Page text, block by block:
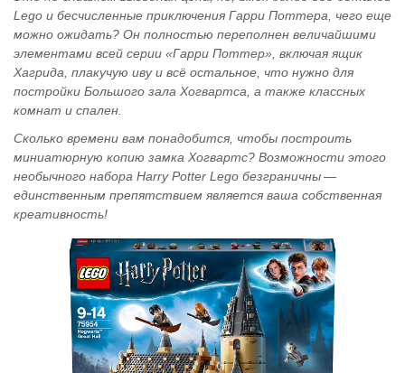
Lego и бесчисленные приключения Гарри Поттера, чего еще
можно ожидать? Он полностью переполнен величайшими
элементами всей серии «Гарри Поттер», включая ящик
Хагрида, плакучую иву и всё остальное, что нужно для
постройки Большого зала Хогвартса, а также классных
комнат и спален.
Сколько времени вам понадобится, чтобы построить
миниатюрную копию замка Хогвартс? Возможности этого
необычного набора Harry Potter Lego безграничны —
единственным препятствием является ваша собственная
креативность!